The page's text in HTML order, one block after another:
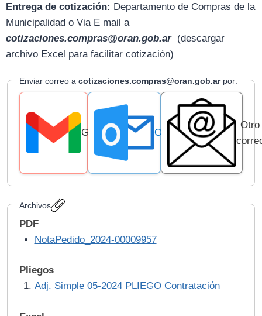
Entrega de cotización: Departamento de Compras de la
Municipalidad o Via E mail a
cotizaciones.compras@oran.gob.ar(descargar
archivo Excel para facilitar cotización)
Enviar correo a cotizaciones.compras@oran.gob.arpor:
Gmail Outlook
Otro
Archivos
PDF
NotaPedido_2024-00009957
Pliegos
Adj. Simple 05-2024 PLIEGO Contratación